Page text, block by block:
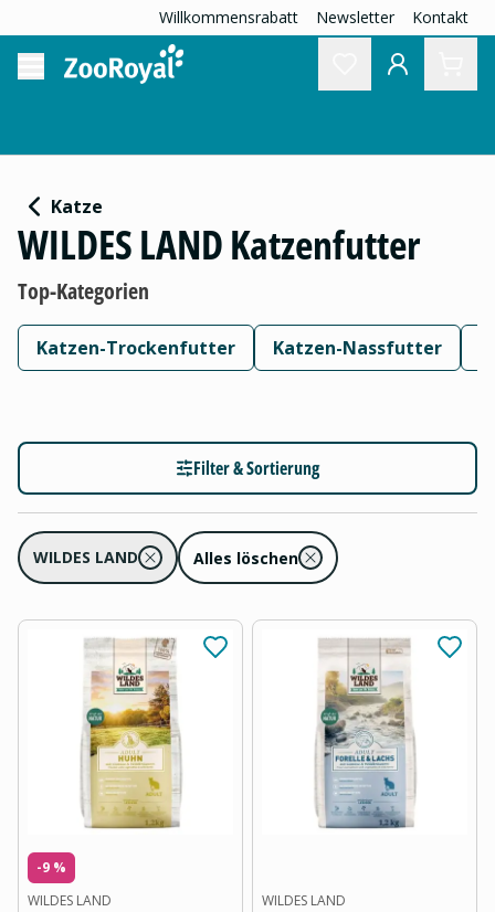
Willkommensrabatt Newsletter Kontakt
Katze
WILDES LAND Katzenfutter
Top-Kategorien
Katzen-Trockenfutter Katzen-Nassfutter
Filter & Sortierung
WILDES LAND Alles löschen
-9 %
WILDES LAND
WILDES LAND